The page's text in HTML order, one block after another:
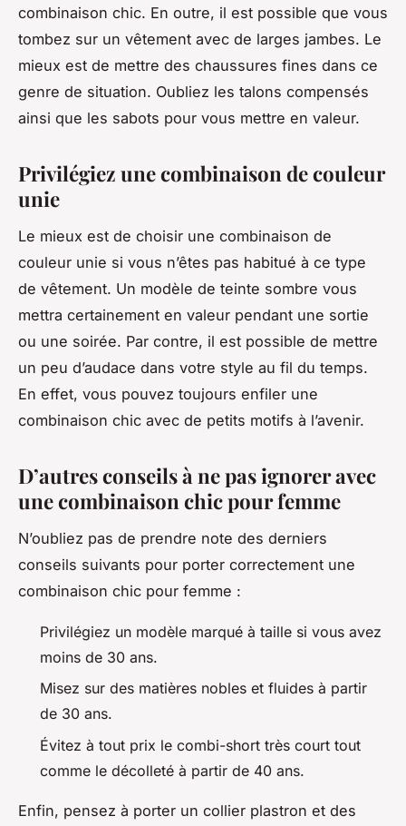
combinaison chic. En outre, il est possible que vous
tombez sur un vêtement avec de larges jambes. Le
mieux est de mettre des chaussures fines dans ce
genre de situation. Oubliez les talons compensés
ainsi que les sabots pour vous mettre en valeur.
Privilégiez une combinaison de couleur
unie
Le mieux est de choisir une combinaison de
couleur unie si vous n’êtes pas habitué à ce type
de vêtement. Un modèle de teinte sombre vous
mettra certainement en valeur pendant une sortie
ou une soirée. Par contre, il est possible de mettre
un peu d’audace dans votre style au fil du temps.
En effet, vous pouvez toujours enfiler une
combinaison chic avec de petits motifs à l’avenir.
D’autres conseils à ne pas ignorer avec
une combinaison chic pour femme
N’oubliez pas de prendre note des derniers
conseils suivants pour porter correctement une
combinaison chic pour femme :
Privilégiez un modèle marqué à taille si vous avez
moins de 30 ans.
Misez sur des matières nobles et fluides à partir
de 30 ans.
Évitez à tout prix le combi-short très court tout
comme le décolleté à partir de 40 ans.
Enfin, pensez à porter un collier plastron et des